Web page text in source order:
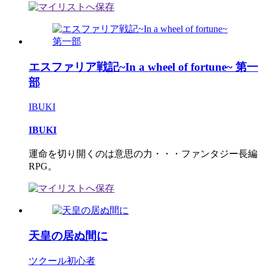
エスファリア戦記~In a wheel of fortune~ 第一
部
IBUKI
IBUKI
運命を切り開くのは意思の力・・・ファンタジー長編
RPG。
天皇の居ぬ間に
ツクール初心者